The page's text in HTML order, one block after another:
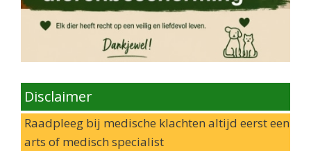
Disclaimer
Raadpleeg bij medische klachten altijd eerst een
arts of medisch specialist